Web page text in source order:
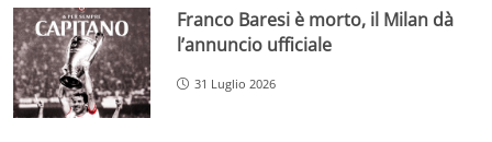
Franco Baresi è morto, il Milan dà
l’annuncio ufficiale
31 Luglio 2026